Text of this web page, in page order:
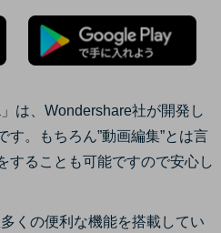
は、Wondershare社が開発し
す。もちろん”動画編集”とは言
することも可能ですので安心し
くの便利な機能を搭載してい